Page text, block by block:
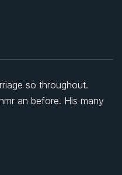
so throughout.
an before. His many